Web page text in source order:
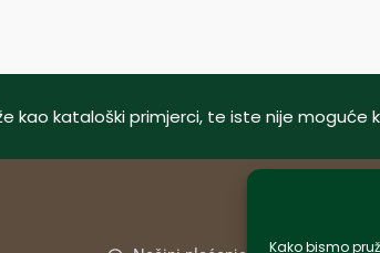
Kako bismo
kao kataloški primjerci, te iste nije